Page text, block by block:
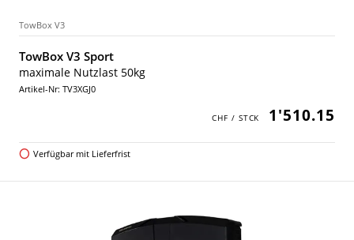
TowBox V3
TowBox V3 Sport
maximale Nutzlast 50kg
Artikel-Nr: TV3XGJ0
1'510.15
Verfügbar mit Lieferfrist